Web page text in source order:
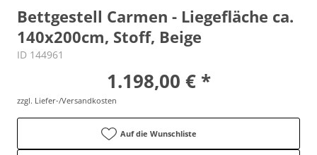
Bettgestell Carmen - Liegefläche ca.
140x200cm, Stoff, Beige
ID 144961
1.198,00 € *
zzgl. Liefer-/Versandkosten
Auf die Wunschliste